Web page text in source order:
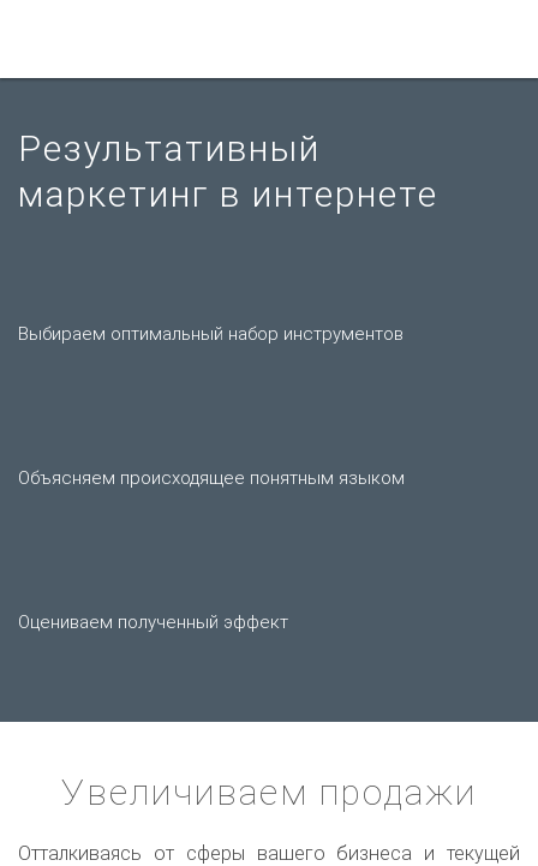
Результативный
маркетинг в интернете
Выбираем оптимальный набор инструментов
Объясняем происходящее понятным языком
Оцениваем полученный эффект
Увеличиваем продажи
Отталкиваясь от сферы вашего бизнеса и текущей